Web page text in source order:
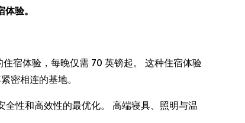
验。
宿体验，每晚仅需 70 英镑起。 这种住宿体验
密相连的基地。
性和高效性的最优化。 高端寝具、照明与温